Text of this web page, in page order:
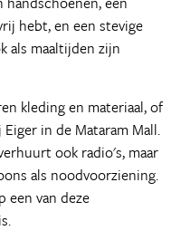
hebt, en een stevige
als maaltijden zijn
kleding en materiaal, of
in de Mataram Mall.
ook radio's, maar
als noodvoorziening.
een van deze